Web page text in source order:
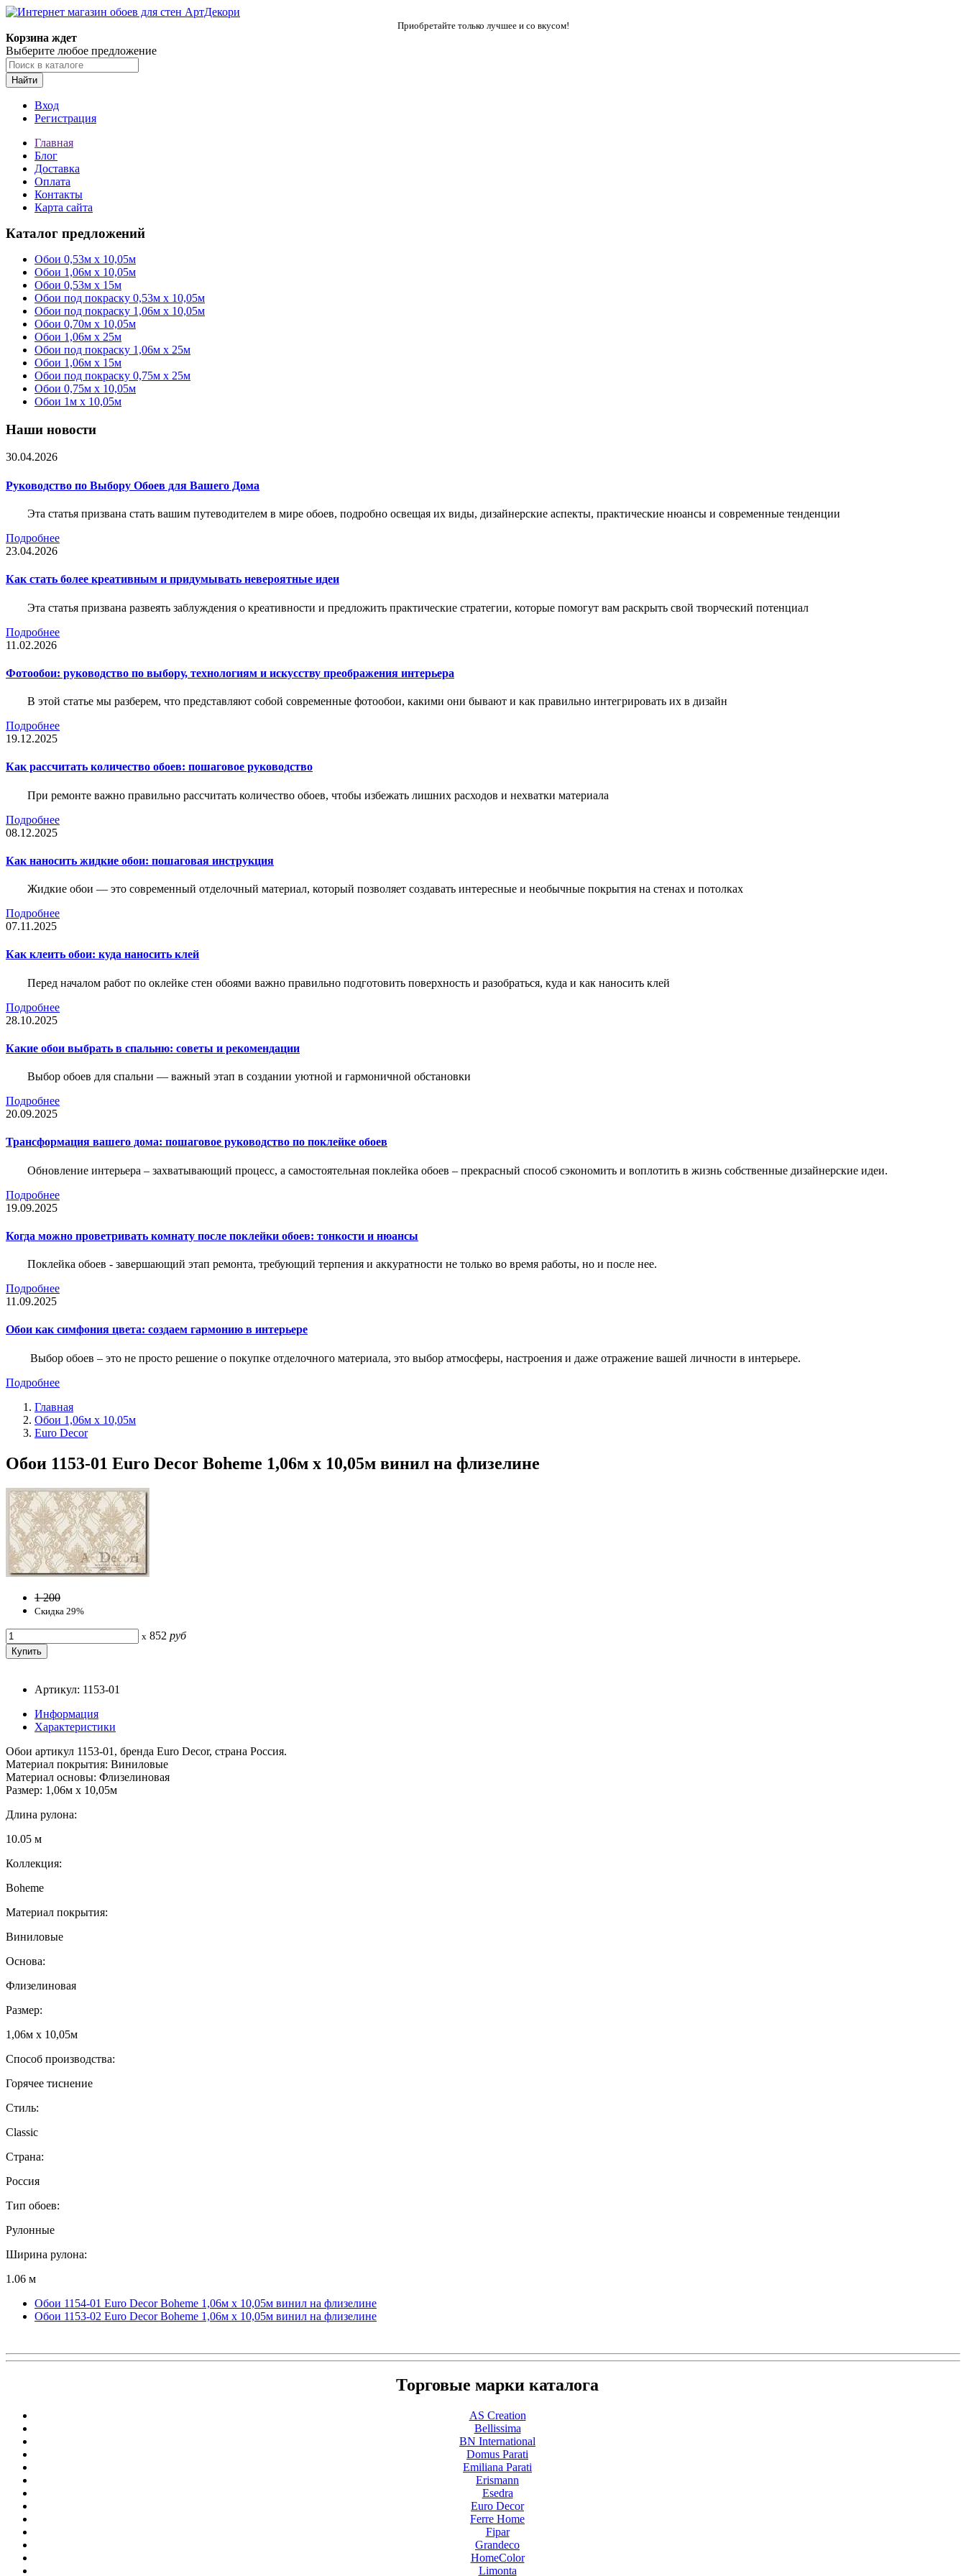
Приобретайте только лучшее и со вкусом!
Корзина ждет
Выберите любое предложение
Найти
Вход
Регистрация
Главная
Блог
Доставка
Оплата
Контакты
Карта сайта
Каталог предложений
Обои 0,53м x 10,05м
Обои 1,06м х 10,05м
Обои 0,53м x 15м
Обои под покраску 0,53м x 10,05м
Обои под покраску 1,06м х 10,05м
Обои 0,70м x 10,05м
Обои 1,06м x 25м
Обои под покраску 1,06м x 25м
Обои 1,06м x 15м
Обои под покраску 0,75м x 25м
Обои 0,75м x 10,05м
Обои 1м х 10,05м
Наши новости
30.04.2026
Руководство по Выбору Обоев для Вашего Дома
Эта статья призвана стать вашим путеводителем в мире обоев, подробно освещая их виды, дизайнерские аспекты, практические нюансы и современные тенденции
Подробнее
23.04.2026
Как стать более креативным и придумывать невероятные идеи
Эта статья призвана развеять заблуждения о креативности и предложить практические стратегии, которые помогут вам раскрыть свой творческий потенциал
Подробнее
11.02.2026
Фотообои: руководство по выбору, технологиям и искусству преображения интерьера
В этой статье мы разберем, что представляют собой современные фотообои, какими они бывают и как правильно интегрировать их в дизайн
Подробнее
19.12.2025
Как рассчитать количество обоев: пошаговое руководство
При ремонте важно правильно рассчитать количество обоев, чтобы избежать лишних расходов и нехватки материала
Подробнее
08.12.2025
Как наносить жидкие обои: пошаговая инструкция
Жидкие обои — это современный отделочный материал, который позволяет создавать интересные и необычные покрытия на стенах и потолках
Подробнее
07.11.2025
Как клеить обои: куда наносить клей
Перед началом работ по оклейке стен обоями важно правильно подготовить поверхность и разобраться, куда и как наносить клей
Подробнее
28.10.2025
Какие обои выбрать в спальню: советы и рекомендации
Выбор обоев для спальни — важный этап в создании уютной и гармоничной обстановки
Подробнее
20.09.2025
Трансформация вашего дома: пошаговое руководство по поклейке обоев
Обновление интерьера – захватывающий процесс, а самостоятельная поклейка обоев – прекрасный способ сэкономить и воплотить в жизнь собственные дизайнерские идеи.
Подробнее
19.09.2025
Когда можно проветривать комнату после поклейки обоев: тонкости и нюансы
Поклейка обоев - завершающий этап ремонта, требующий терпения и аккуратности не только во время работы, но и после нее.
Подробнее
11.09.2025
Обои как симфония цвета: создаем гармонию в интерьере
Выбор обоев – это не просто решение о покупке отделочного материала, это выбор атмосферы, настроения и даже отражение вашей личности в интерьере.
Подробнее
Главная
Обои 1,06м х 10,05м
Euro Decor
Обои 1153-01 Euro Decor Boheme 1,06м х 10,05м винил на флизелине
1 200
Скидка 29%
x 852 руб
Артикул: 1153-01
Информация
Характеристики
Обои артикул 1153-01, бренда Euro Decor, страна Россия.
Материал покрытия: Виниловые
Материал основы: Флизелиновая
Размер: 1,06м х 10,05м
Длина рулона:
10.05 м
Коллекция:
Boheme
Материал покрытия:
Виниловые
Основа:
Флизелиновая
Размер:
1,06м х 10,05м
Способ производства:
Горячее тиснение
Стиль:
Classic
Страна:
Россия
Тип обоев:
Рулонные
Ширина рулона:
1.06 м
Обои 1154-01 Euro Decor Boheme 1,06м х 10,05м винил на флизелине
Обои 1153-02 Euro Decor Boheme 1,06м х 10,05м винил на флизелине
Торговые марки каталога
AS Creation
Bellissima
BN International
Domus Parati
Emiliana Parati
Erismann
Esedra
Euro Decor
Ferre Home
Fipar
Grandeco
HomeColor
Limonta